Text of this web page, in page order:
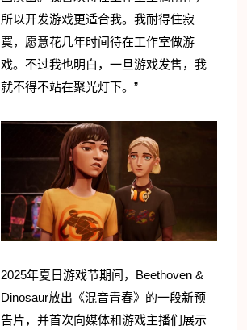
所以开发游戏更适合我。我耐得住寂
寞，愿意花几年时间待在工作室做游
戏。不过我也明白，一旦游戏发售，我
就不得不站在聚光灯下。”
2025年夏日游戏节期间，Beethoven &
Dinosaur放出《混音青春》的一段新预
告片，并首次向媒体和游戏主播们展示